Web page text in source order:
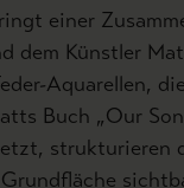
einer
dem Künstler
Aquarellen,
Buch „Our
strukturieren